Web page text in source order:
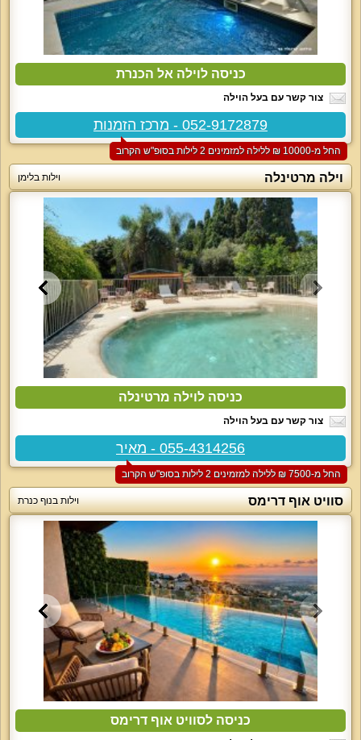
כניסה לוילה אל הכנרת
צור קשר עם בעל הוילה
052-9172879 - מרכז הזמנות
החל מ-‏10000 ₪ ללילה למזמינים 2 לילות בסופ"ש הקרוב
וילה מרטינלה וילות בלימן
כניסה לוילה מרטינלה
צור קשר עם בעל הוילה
055-4314256 - מאיר
החל מ-‏7500 ₪ ללילה למזמינים 2 לילות בסופ"ש הקרוב
סוויט אוף דרימס וילות בנוף כנרת
כניסה לסוויט אוף דרימס